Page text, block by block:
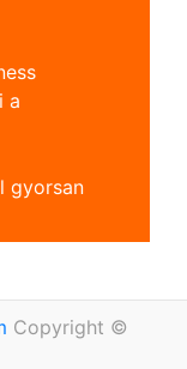
a
gyorsan
Copyright ©